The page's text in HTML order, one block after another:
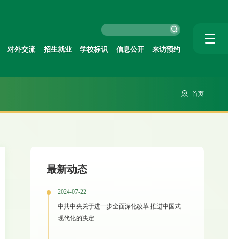
对外交流 招生就业 学校标识 信息公开 来访预约
首页
最新动态
2024-07-22
中共中央关于进一步全面深化改革 推进中国式
现代化的决定